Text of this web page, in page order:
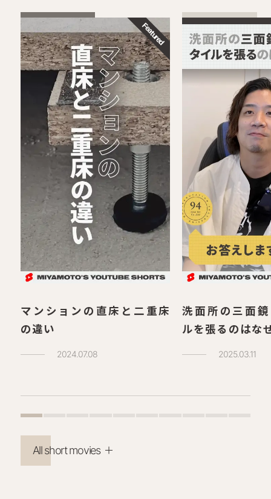
マンションの直床と二重床
の違い
2024.07.08
洗面所の三面
ルを張るのはな
2025.03.11
All short movies